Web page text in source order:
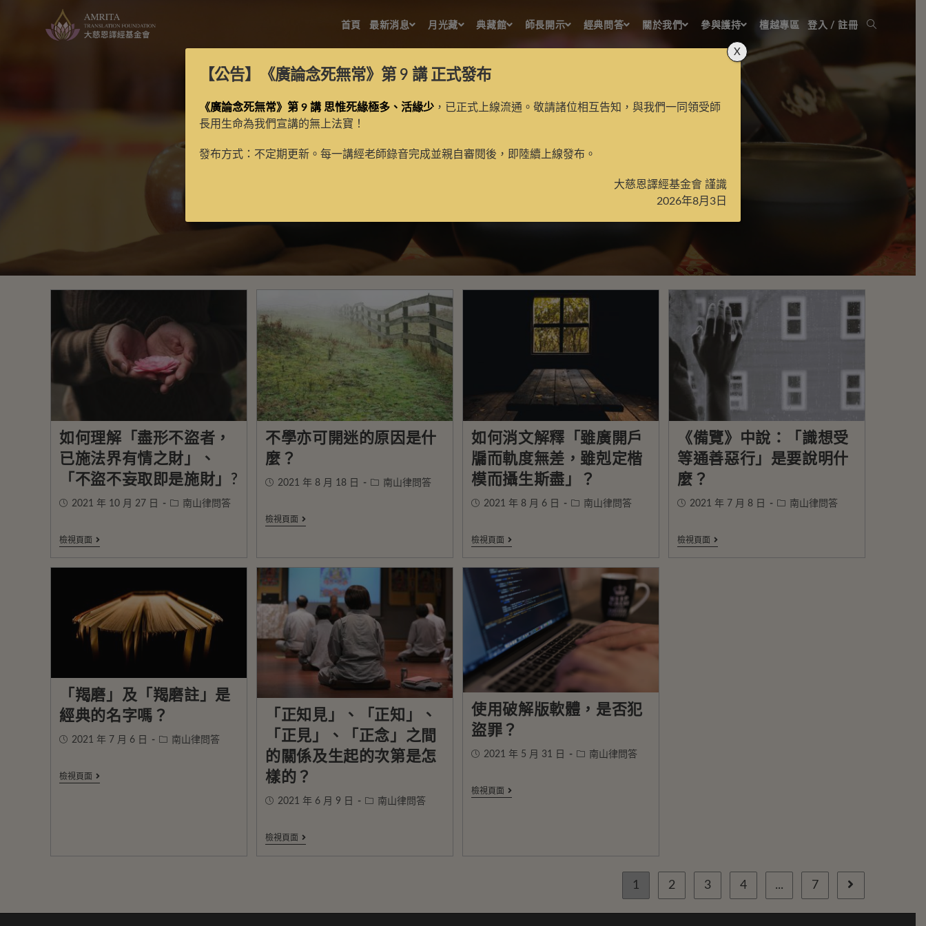
首頁 最新消息 月光藏 典藏館 師長開示 經典問答 關於我們 參與護持 檀越專區 登入 / 註冊
南山律
如何理解「盡形不盜者，
已施法界有情之財」、
「不盜不妄取即是施財」?
2021 年 10 月 27 日 南山律問答
檢視頁面
不學亦可開迷的原因是什
麼？
2021 年 8 月 18 日 南山律問答
檢視頁面
如何消文解釋「雖廣開戶
牖而軌度無差，雖剋定楷
模而攝生斯盡」？
2021 年 8 月 6 日 南山律問答
檢視頁面
《備覽》中說：「識想受
等通善惡行」是要說明什
麼？
2021 年 7 月 8 日 南山律問答
檢視頁面
「羯磨」及「羯磨註」是
經典的名字嗎？
2021 年 7 月 6 日 南山律問答
檢視頁面
「正知見」、「正知」、
「正見」、「正念」之間
的關係及生起的次第是怎
樣的？
2021 年 6 月 9 日 南山律問答
檢視頁面
使用破解版軟體，是否犯
盜罪？
2021 年 5 月 31 日 南山律問答
檢視頁面
1 2 3 4 ... 7
【公告】 《廣論念死無常》第 9 講正式發布
《廣論念死無常》第 9 講 思惟死緣極多、活緣少，已正式上線流通。敬請諸位相互告知，與我們一同領受師
長用生命為我們宣講的無上法寶！
發布方式：不定期更新。每一講經老師錄音完成並親自審閱後，即陸續上線發布。
大慈恩譯經基金會 謹識
2026年8月3日
X